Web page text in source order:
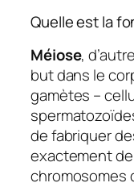
Quelle est la
Méiose,
but dans le
gamètes –
de fabriquer
exactement
chromosomes